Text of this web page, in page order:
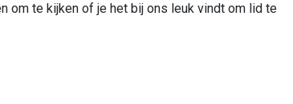
om te kijken of je het bij ons leuk vindt om lid te